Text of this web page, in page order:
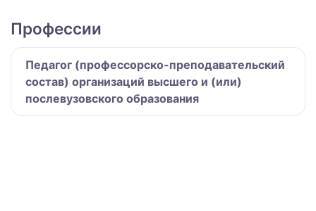
Профессии
Педагог (профессорско-преподавательский
состав) организаций высшего и (или)
послевузовского образования